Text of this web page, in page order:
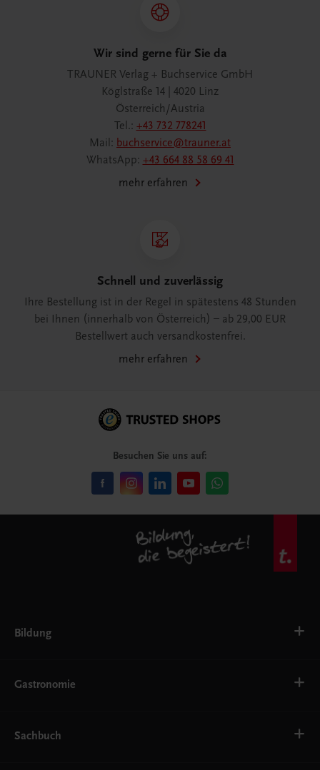
Wir sind gerne für Sie da
TRAUNER Verlag + Buchservice GmbH
Köglstraße 14 | 4020 Linz
Österreich/Austria
Tel.: +43 732 778241
Mail: buchservice@trauner.at
WhatsApp: +43 664 88 58 69 41
mehr erfahren
Schnell und zuverlässig
Ihre Bestellung ist in der Regel in spätestens 48 Stunden
bei Ihnen (innerhalb von Österreich) – ab 29,00 EUR
Bestellwert auch versandkostenfrei.
mehr erfahren
Besuchen Sie uns auf:
Bildung
AHS
EWF/ZWF
FW
Gastronomie
Getränke
Sachbuch